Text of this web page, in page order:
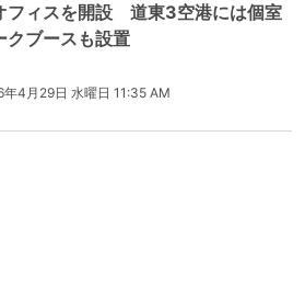
フィスを開設 道東3空港には個室
クブースも設置
年4月29日 水曜日 11:35 AM